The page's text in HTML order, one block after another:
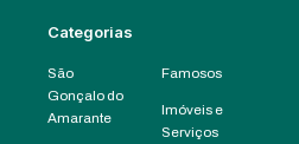
Categorias
São
Gonçalo do
Amarante
Famosos
Imóveis e
Serviços